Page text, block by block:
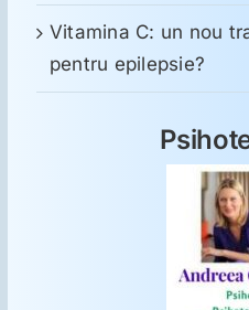
Vitamina C: un nou
pentru epilepsie?